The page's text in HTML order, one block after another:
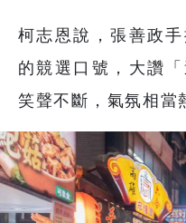
柯志恩說，張善政
的競選口號，大讚
笑聲不斷，氣氛相當